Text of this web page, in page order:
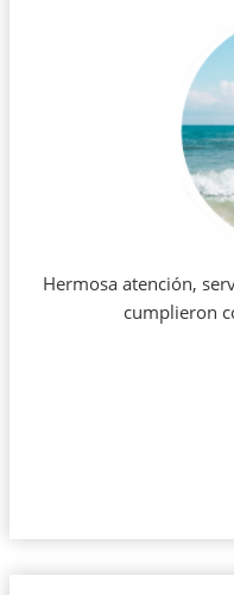
Hermosa atención,
cumplieron